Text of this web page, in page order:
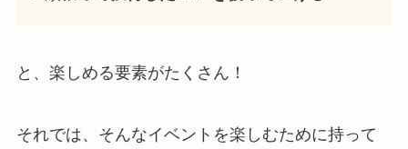
と、楽しめる要素がたくさん！
それでは、そんなイベントを楽しむために持って